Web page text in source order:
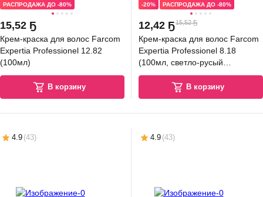
РАСПРОДАЖА ДО -80%
15,52 Ҕ
Крем-краска для волос Farcom
Expertia Professionel 12.82
(100мл)
В корзину
-20% РАСПРОДАЖА ДО -80%
12,42 Ҕ15,52 Ҕ
Крем-краска для волос Farcom
Expertia Professionel 8.18
(100мл, светло-русый
пепельно-жемчужный)
В корзину
4.9 (43) 4.9 (43)